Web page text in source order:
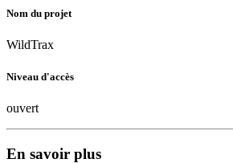
Nom du projet
WildTrax
Niveau d'accès
ouvert
En savoir plus